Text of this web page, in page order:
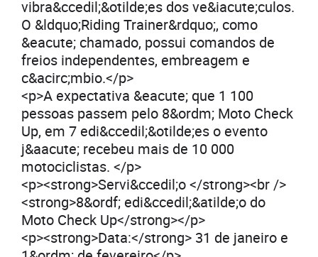
vibra&ccedil;&otilde;es dos ve&iacute;culos.
O &ldquo;Riding Trainer&rdquo;, como
&eacute; chamado, possui comandos de
freios independentes, embreagem e
c&acirc;mbio.</p>
<p>A expectativa &eacute; que 1 100
pessoas passem pelo 8&ordm; Moto Check
Up, em 7 edi&ccedil;&otilde;es o evento
j&aacute; recebeu mais de 10 000
motociclistas. </p>
<p><strong>Servi&ccedil;o </strong><br />
<strong>8&ordf; edi&ccedil;&atilde;o do
Moto Check Up</strong></p>
<p><strong>Data:</strong> 31 de janeiro e